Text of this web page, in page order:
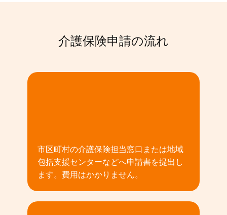
介護保険申請の流れ
市区町村の介護保険担当窓口または地域
包括支援センターなどへ申請書を提出し
ます。費用はかかりません。